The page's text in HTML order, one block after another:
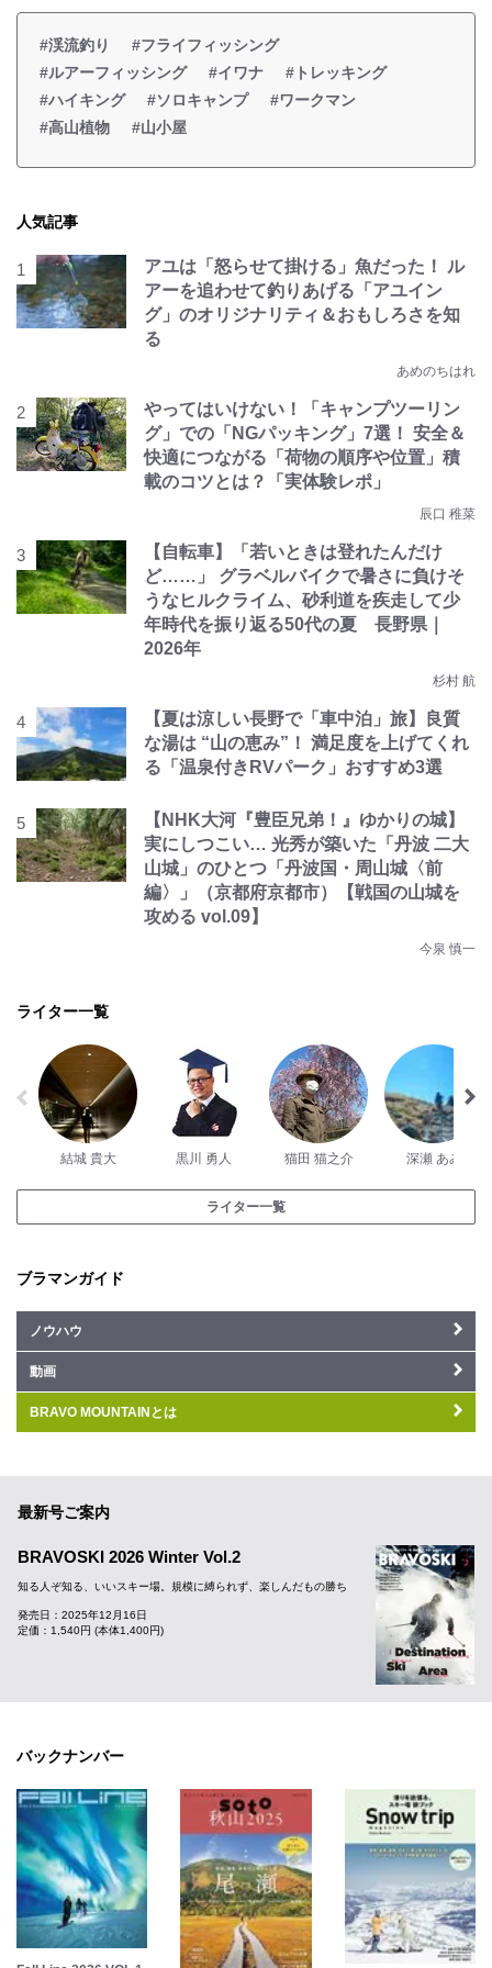
#渓流釣り
#フライフィッシング
#ルアーフィッシング
#イワナ
#トレッキング
#ハイキング
#ソロキャンプ
#ワークマン
#高山植物
#山小屋
人気記事
アユは「怒らせて掛ける」魚だった！ ル
アーを追わせて釣りあげる「アユイン
グ」のオリジナリティ＆おもしろさを知
る
あめのちはれ
やってはいけない！「キャンプツーリン
グ」での「NGパッキング」7選！ 安全＆
快適につながる「荷物の順序や位置」積
載のコツとは？「実体験レポ」
辰口 稚菜
【自転車】「若いときは登れたんだけ
ど……」 グラベルバイクで暑さに負けそ
うなヒルクライム、砂利道を疾走して少
年時代を振り返る50代の夏 長野県｜
2026年
杉村 航
【夏は涼しい長野で「車中泊」旅】良質
な湯は “山の恵み”！ 満足度を上げてくれ
る「温泉付きRVパーク」おすすめ3選
【NHK大河『豊臣兄弟！』ゆかりの城】
実にしつこい… 光秀が築いた「丹波 二大
山城」のひとつ「丹波国・周山城〈前
編〉」（京都府京都市）【戦国の山城を
攻める vol.09】
今泉 慎一
ライター一覧
結城 貴大 黒川 勇人 猫田 猫之介 深瀬 あみ
ライター一覧
ブラマンガイド
ノウハウ
動画
BRAVO MOUNTAINとは
最新号ご案内
BRAVOSKI 2026 Winter Vol.2
知る人ぞ知る、いいスキー場。規模に縛られず、楽しんだもの勝ち
発売日：2025年12月16日
定価：1,540円 (本体1,400円)
バックナンバー